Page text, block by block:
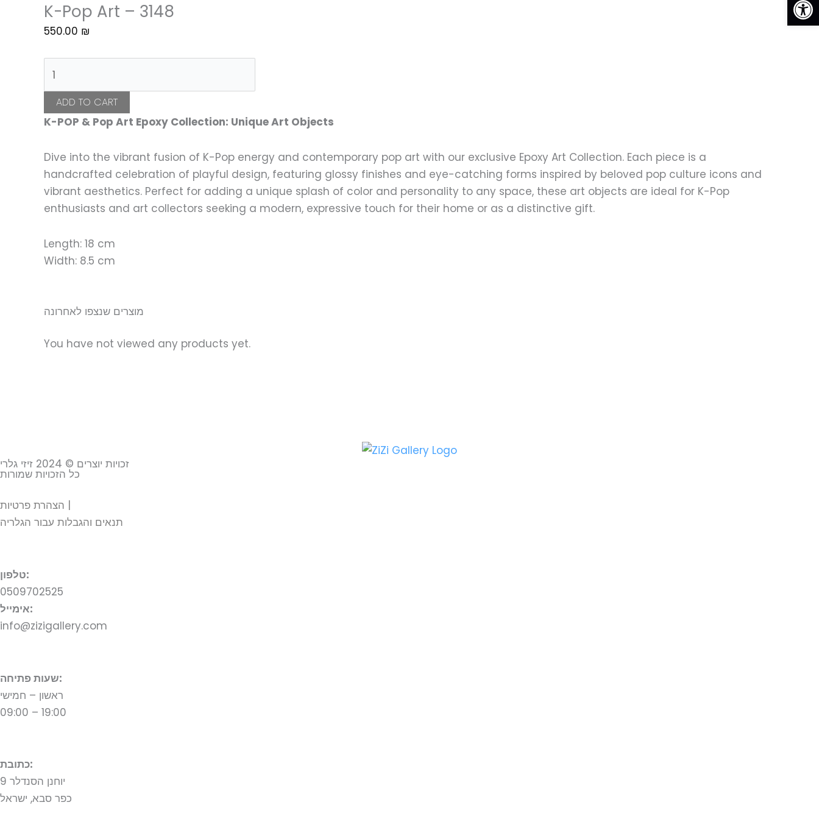
K-Pop Art – 3148
550.00 ₪
Pop
Art
-
quantity
ADD TO CART
K-POP & Pop Art Epoxy Collection: Unique Art Objects
Dive into the vibrant fusion of K-Pop energy and contemporary pop art with our exclusive Epoxy Art Collection. Each piece is a
handcrafted celebration of playful design, featuring glossy finishes and eye-catching forms inspired by beloved pop culture icons and
vibrant aesthetics. Perfect for adding a unique splash of color and personality to any space, these art objects are ideal for K-Pop
enthusiasts and art collectors seeking a modern, expressive touch for their home or as a distinctive gift.
Length: 18 cm
Width: 8.5 cm
מוצרים שנצפו לאחרונה
You have not viewed any products yet.
זכויות יוצרים © 2024 זיזי גלרי
כל הזכויות שמורות
הצהרת פרטיות |
תנאים והגבלות עבור הגלריה
טלפון:
0509702525
אימייל:
info@zizigallery.com
שעות פתיחה:
ראשון – חמישי
09:00 – 19:00
כתובת:
יוחנן הסנדלר 9
כפר סבא, ישראל